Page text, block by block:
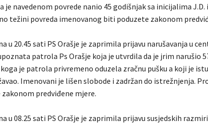
je navedenom povrede nanio 45 godišnjak sa inicijalima
težini povreda imenovanog biti poduzete zakonom
u 20.45 sati PS Orašje je zaprimila prijavu narušavanja u
patrola Ps Orašje koja je utvrdila da je jrim narušio
je patrola privremeno oduzela zračnu pušku a koji je
Imenovani je lišen slobode i zadržan do istrežnjenja.
predviđene mjere.
u 08.25 sati PS Orašje je zaprimila prijavu susjedskih